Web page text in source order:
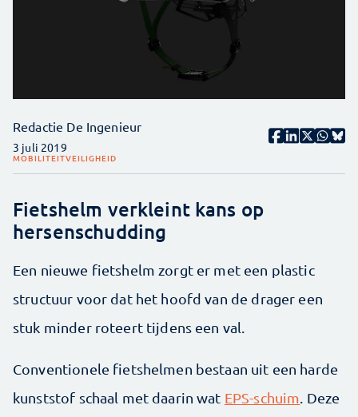
Redactie De Ingenieur
3 juli 2019
MOBILITEITVEILIGHEID
Fietshelm verkleint kans op
hersenschudding
Een nieuwe fietshelm zorgt er met een plastic
structuur voor dat het hoofd van de drager een
stuk minder roteert tijdens een val.
Conventionele fietshelmen bestaan uit een harde
kunststof schaal met daarin wat EPS-schuim. Deze